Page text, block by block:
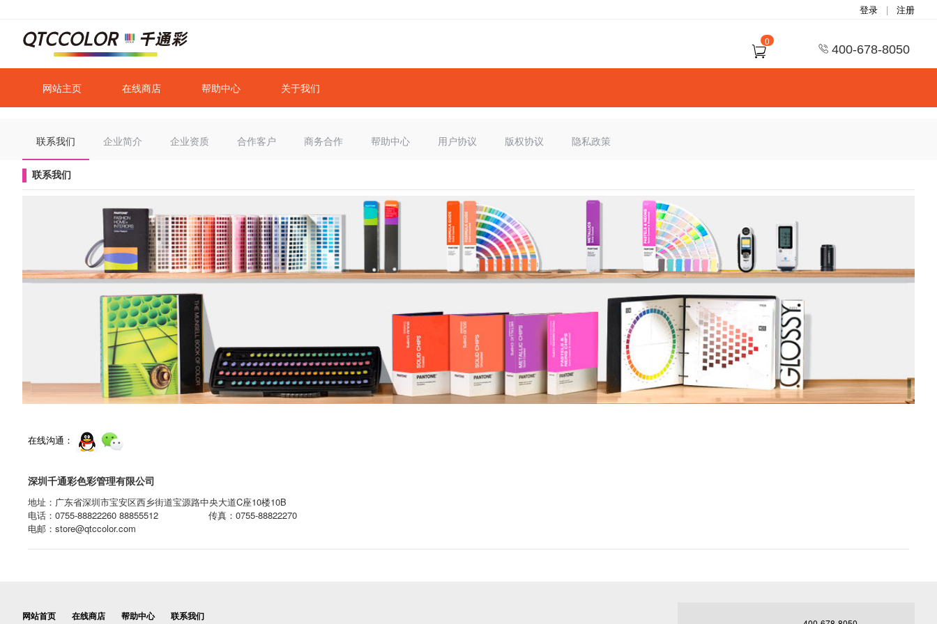
登录 | 注册
0
400-678-8050
网站主页 在线商店 帮助中心 关于我们
联系我们 企业简介 企业资质 合作客户 商务合作 帮助中心 用户协议 版权协议 隐私政策
联系我们
在线沟通：
深圳千通彩色彩管理有限公司
地址：广东省深圳市宝安区西乡街道宝源路中央大道C座10楼10B
电话：0755-88822260 88855512
传真：0755-88822270
电邮：store@qtccolor.com
网站首页 在线商店 帮助中心 联系我们